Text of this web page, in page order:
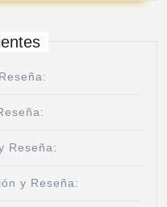
Reseña:
y Reseña: